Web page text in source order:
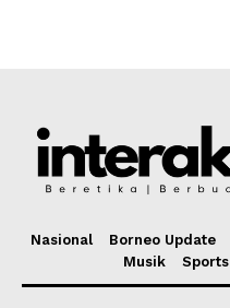
Nasional Borneo Update
Musik
Sports